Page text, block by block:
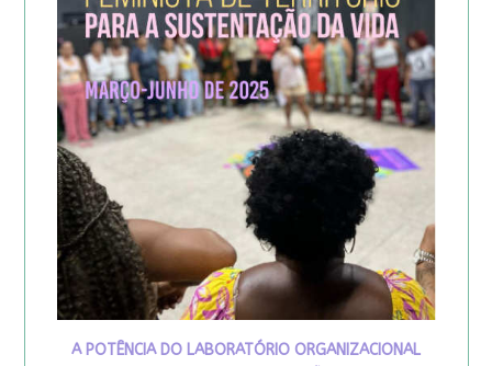
A POTÊNCIA DO LABORATÓRIO ORGANIZACIONAL